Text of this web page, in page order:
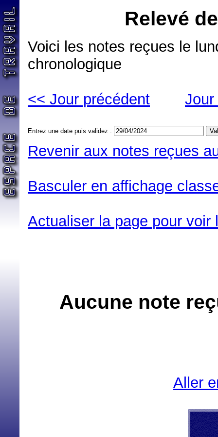
Relevé
Voici les notes reçues le
chronologique
<< Jour précédent
Entrez une date puis validez :
Revenir aux notes reçues
Basculer en affichage
Actualiser la page pour
Aucune note
Aller